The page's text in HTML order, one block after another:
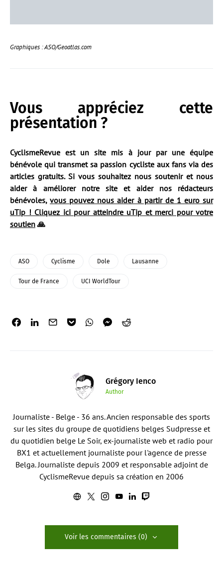
Graphiques : ASO/Geoatlas.com
Vous appréciez cette
présentation ?
CyclismeRevue est un site mis à jour par une équipe
bénévole qui transmet sa passion cycliste aux fans via des
articles gratuits. Si vous souhaitez nous soutenir et nous
aider à améliorer notre site et aider nos rédacteurs
bénévoles,vous pouvez nous aider à partir de 1 euro sur
uTip ! Cliquez ici pour atteindre uTip et merci pour votre
soutien 🙏
ASO Cyclisme Dole Lausanne
Tour de France UCI WorldTour
Grégory Ienco
Author
Journaliste - Belge - 36 ans. Ancien responsable des sports
sur les sites du groupe de quotidiens belges Sudpresse et
du quotidien belge Le Soir, ex-journaliste web et radio pour
BX1 et actuellement journaliste pour l'agence de presse
Belga. Journaliste depuis 2009 et responsable adjoint de
CyclismeRevue depuis sa création en 2006
Voir les commentaires (0)